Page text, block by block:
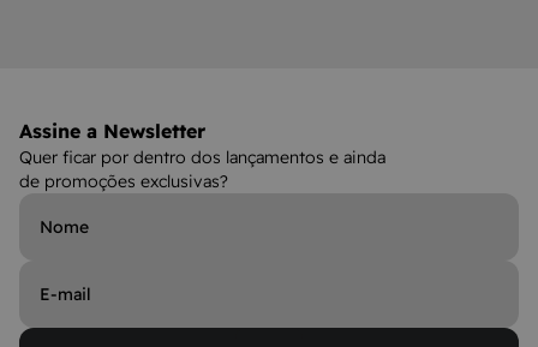
Assine a Newsletter
Quer ficar por dentro dos lançamentos e ainda
de promoções exclusivas?